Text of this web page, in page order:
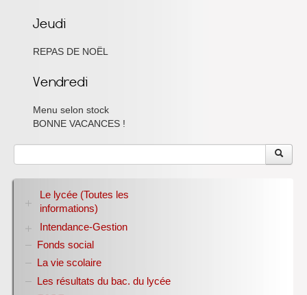
REPAS DE NOËL
Menu selon stock
BONNE VACANCES !
Le lycée (Toutes les
informations)
RENTREE 2026-2027
Stage des élèves de seconde
Intendance-Gestion
Restauration scolaire
Bourses nationales
Année scolaire 2017-2018
Fonds social
La vie scolaire
Les résultats du bac. du lycée